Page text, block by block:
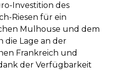
Investition des
Riesen für ein
Mulhouse und dem
die Lage an der
Frankreich und
der Verfügbarkeit